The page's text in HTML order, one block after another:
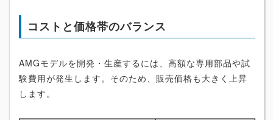
コストと価格帯のバランス
AMGモデルを開発・生産するには、高額な専用部品や試
験費用が発生します。そのため、販売価格も大きく上昇
します。